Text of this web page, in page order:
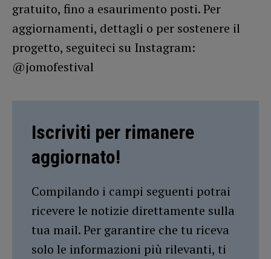
gratuito, fino a esaurimento posti. Per
aggiornamenti, dettagli o per sostenere il
progetto, seguiteci su Instagram:
@jomofestival
Iscriviti per rimanere
aggiornato!
Compilando i campi seguenti potrai
ricevere le notizie direttamente sulla
tua mail. Per garantire che tu riceva
solo le informazioni più rilevanti, ti